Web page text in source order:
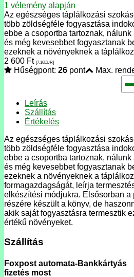
1 vélemény alapján
Az egészséges táplálkozási
több zöldségféle fogyasztása
ebbe a csoportba tartoznak,
és még kevesebbet fogyasztanak
ezeknek a növényeknek a
2 600 Ft [7.16EUR]
Hűségpont: 26 pont Max.
Leírás
Szállítás
Értékelés
Az egészséges táplálkozási
több zöldségféle fogyasztása
ebbe a csoportba tartoznak,
és még kevesebbet fogyasztanak
ezeknek a növényeknek a
formagazdagságát, leírja
elkészítési módjukra. Elsősorban a
részére készült a könyv, de
akik saját fogyasztásra termesztik
értékű növényeket.
Szállítás
Foxpost automata-Bankkártyás
fizetés most